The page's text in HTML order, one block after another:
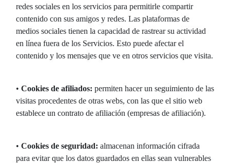
redes sociales en los servicios para permitirle compartir
contenido con sus amigos y redes. Las plataformas de
medios sociales tienen la capacidad de rastrear su actividad
en línea fuera de los Servicios. Esto puede afectar el
contenido y los mensajes que ve en otros servicios que visita.
• Cookies de afiliados: permiten hacer un seguimiento de las
visitas procedentes de otras webs, con las que el sitio web
establece un contrato de afiliación (empresas de afiliación).
• Cookies de seguridad: almacenan información cifrada
para evitar que los datos guardados en ellas sean vulnerables